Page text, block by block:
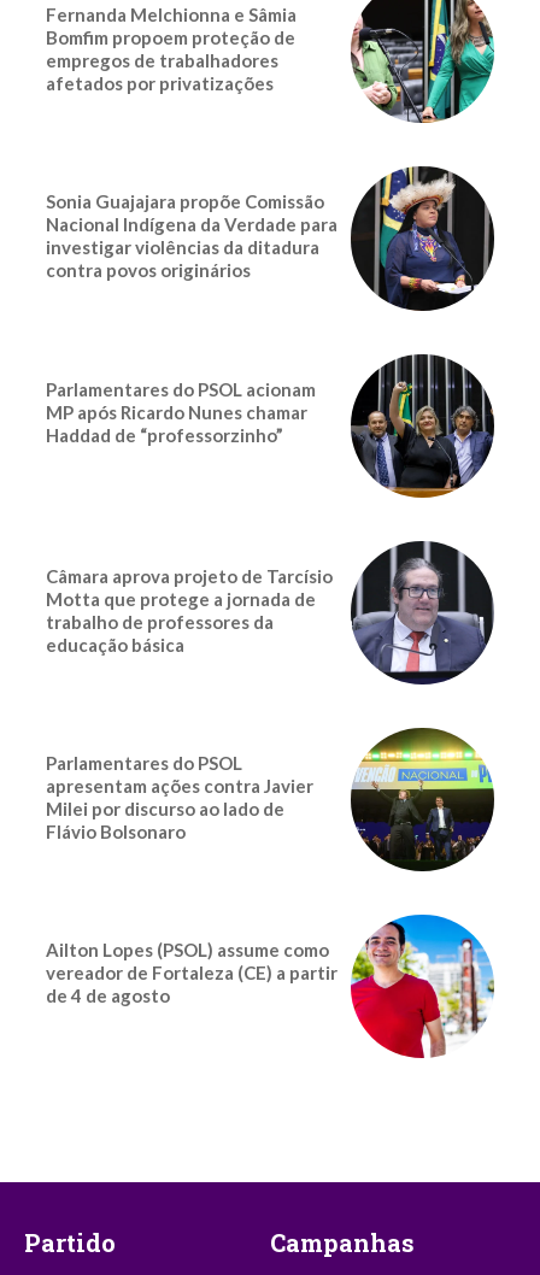
Fernanda Melchionna e Sâmia
Bomfim propoem proteção de
empregos de trabalhadores
afetados por privatizações
Sonia Guajajara propõe Comissão
Nacional Indígena da Verdade para
investigar violências da ditadura
contra povos originários
Parlamentares do PSOL acionam
MP após Ricardo Nunes chamar
Haddad de “professorzinho”
Câmara aprova projeto de Tarcísio
Motta que protege a jornada de
trabalho de professores da
educação básica
Parlamentares do PSOL
apresentam ações contra Javier
Milei por discurso ao lado de
Flávio Bolsonaro
Ailton Lopes (PSOL) assume como
vereador de Fortaleza (CE) a partir
de 4 de agosto
Partido Campanhas